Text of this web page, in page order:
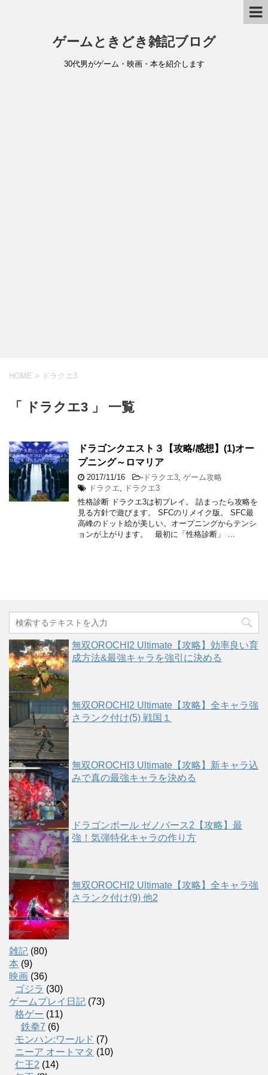
ゲームときどき雑記ブログ
30代男がゲーム・映画・本を紹介します
HOME > ドラクエ3
「 ドラクエ3 」 一覧
ドラゴンクエスト３【攻略/感想】(1)オー
プニング～ロマリア
2017/11/16 - ドラクエ3 ゲーム攻略
ドラクエ
ドラクエ3
性格診断 ドラクエ3は初プレイ。 詰まったら攻略を
見る方針で遊びます。 SFCのリメイク版。 SFC最
高峰のドット絵が美しい。オープニングからテンシ
ョンが上がります。 最初に「性格診断」 …
無双OROCHI2 Ultimate【攻略】効率良い育
成方法&最強キャラを強引に決める
無双OROCHI2 Ultimate【攻略】全キャラ強
さランク付け(5) 戦国１
無双OROCHI3 Ultimate【攻略】新キャラ込
みで真の最強キャラを決める
ドラゴンボール ゼノバース2【攻略】最
強！気弾特化キャラの作り方
無双OROCHI2 Ultimate【攻略】全キャラ強
さランク付け(9) 他2
雑記 (80)
本 (9)
映画 (36)
ゴジラ (30)
ゲームプレイ日記 (73)
格ゲー (11)
鉄拳7 (6)
モンハン:ワールド (7)
ニーア オートマタ (10)
仁王2 (14)